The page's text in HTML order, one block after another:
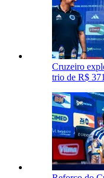
Cruzeiro
trio de R$